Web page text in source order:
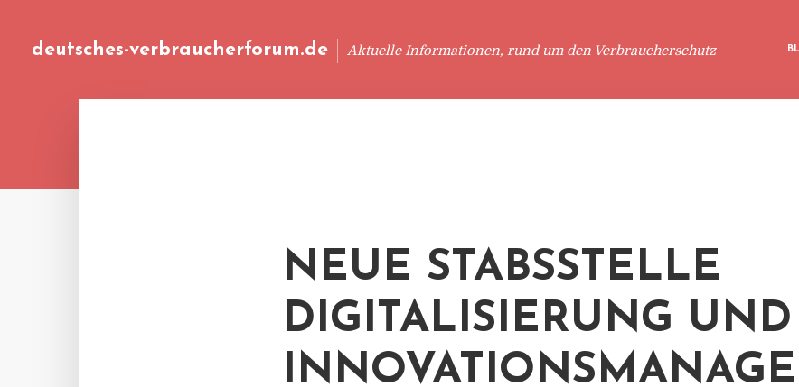
deutsches-verbraucherforum.de Aktuelle Informationen, rund um den Verbraucherschutz
NEUE STABSSTELLE
DIGITALISIERUNG UND